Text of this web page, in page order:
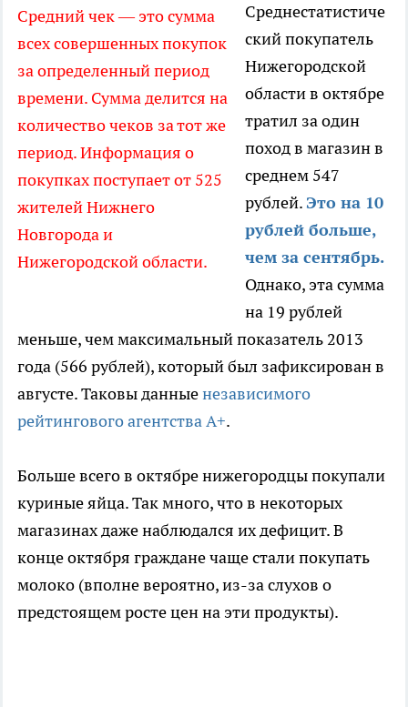
Средний чек — это сумма
всех совершенных покупок
за определенный период
времени. Сумма делится на
количество чеков за тот же
период. Информация о
покупках поступает от 525
жителей Нижнего
Новгорода и
Нижегородской области.
Среднестатистиче
ский покупатель
Нижегородской
области в октябре
тратил за один
поход в магазин в
среднем 547
рублей.Это на 10
рублей больше,
чем за сентябрь.
Однако, эта сумма
на 19 рублей
меньше, чем максимальный показатель 2013
года (566 рублей), который был зафиксирован в
августе. Таковы данныенезависимого
рейтингового агентства А+.
Больше всего в октябре нижегородцы покупали
куриные яйца. Так много, что в некоторых
магазинах даже наблюдался их дефицит. В
конце октября граждане чаще стали покупать
молоко (вполне вероятно, из-за слухов о
предстоящем росте цен на эти продукты).